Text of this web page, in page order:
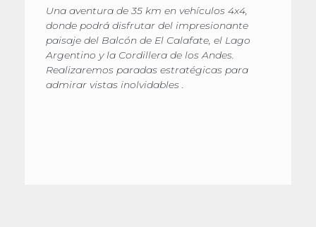
Una aventura de 35 km en vehículos 4x4,
donde podrá disfrutar del impresionante
paisaje del Balcón de El Calafate, el Lago
Argentino y la Cordillera de los Andes.
Realizaremos paradas estratégicas para
admirar vistas inolvidables .